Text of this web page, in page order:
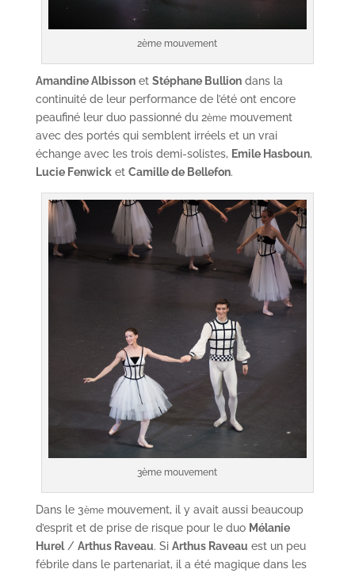
2ème mouvement
Amandine Albissonet Stéphane Bulliondans la
continuité de leur performance de l’été ont encore
peaufiné leur duo passionné du 2èmemouvement
avec des portés qui semblent irréels et un vrai
échange avec les trois demi-solistes, Emile Hasboun,
Lucie Fenwicket Camille de Bellefon.
3ème mouvement
Dans le 3èmemouvement, il y avait aussi beaucoup
d’esprit et de prise de risque pour le duo Mélanie
Hurel/ Arthus Raveau. Si Arthus Raveau est un peu
fébrile dans le partenariat, il a été magique dans les